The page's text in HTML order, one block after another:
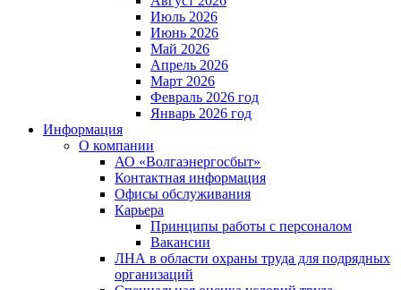
Июль 2026
Июнь 2026
Май 2026
Апрель 2026
Март 2026
Февраль 2026 год
Январь 2026 год
Информация
О компании
АО «Волгаэнергосбыт»
Контактная информация
Офисы обслуживания
Карьера
Принципы работы с персоналом
Вакансии
ЛНА в области охраны труда для подрядных
организаций